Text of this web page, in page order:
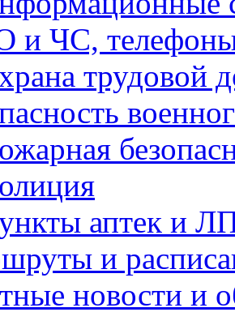
и ЧС,
трудовой
аптек и
и
новости и